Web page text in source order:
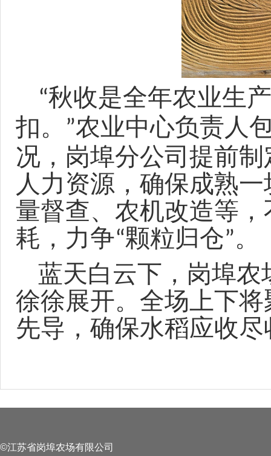
“秋收是全年农业生
扣。
”农业中心负责人
况，岗埠分公司 提前制
人力资源，确保成熟
量督查、农机改造等
耗， 力争“颗粒归仓”。
蓝天白云下，岗埠
徐徐展开。 全场上下
先导，确保水稻应收
©江苏省岗埠农场有限公司